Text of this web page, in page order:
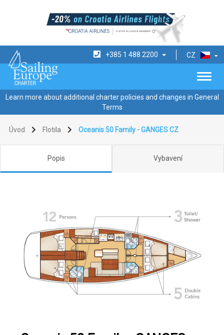
CZ
+385 1 488 2200
Learn more about additional charter policies and changes in General
Terms
Úvod Flotila Oceanis 50 Family - GANGES CZ
Popis Vybavení